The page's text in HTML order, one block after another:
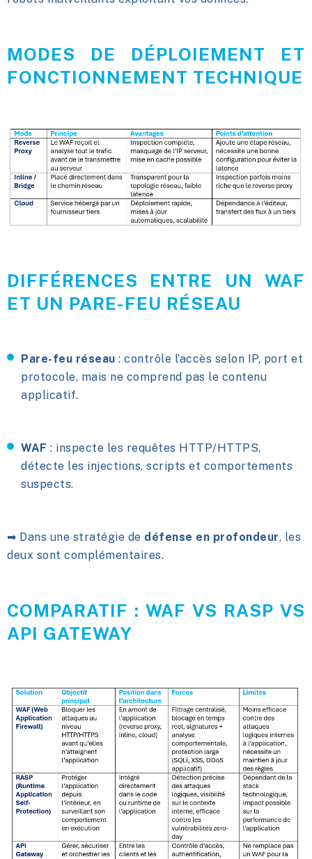
MODES DE DÉPLOIEMENT ET
FONCTIONNEMENT TECHNIQUE
DIFFÉRENCES ENTRE UN WAF
ET UN PARE-FEU RÉSEAU
Pare-feu réseau : contrôle l’accès selon IP, port et
protocole, mais ne comprend pas le contenu
applicatif.
WAF : inspecte les requêtes HTTP/HTTPS,
détecte les injections, scripts et comportements
suspects.
➡ Dans une stratégie de défense en profondeur, les
deux sont complémentaires.
COMPARATIF : WAF VS RASP VS
API GATEWAY